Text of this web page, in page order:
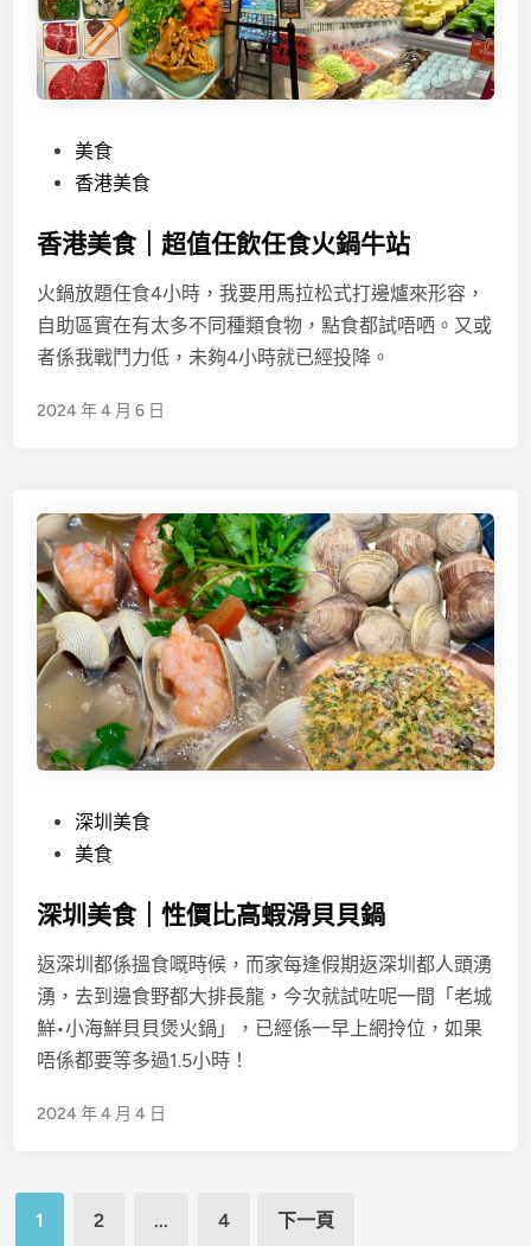
t
d
美食
香港美食
香港美食｜超值任飲任食火鍋牛站
火鍋放題任食4小時，我要用馬拉松式打邊爐來形容，
自助區實在有太多不同種類食物，點食都試唔哂。又或
者係我戰鬥力低，未夠4小時就已經投降。
2024 年 4 月 6 日
t
e
d
i
深圳美食
美食
深圳美食｜性價比高蝦滑貝貝鍋
返深圳都係搵食嘅時候，而家每逢假期返深圳都人頭湧
湧，去到邊食野都大排長龍，今次就試咗呢一間「老城
鮮•小海鮮貝貝煲火鍋」，已經係一早上網拎位，如果
唔係都要等多過1.5小時！
2024 年 4 月 4 日
文1 2 ... 4 下一頁